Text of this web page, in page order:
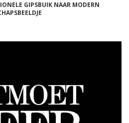
GIPSBUIK NAAR MODERN